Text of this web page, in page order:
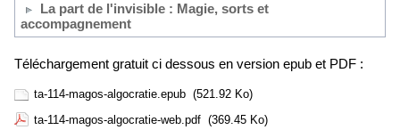
La part de l'invisible : Magie, sorts et
accompagnement
Téléchargement gratuit ci dessous en version epub et PDF :
ta-114-magos-algocratie.epub (521.92 Ko)
ta-114-magos-algocratie-web.pdf (369.45 Ko)